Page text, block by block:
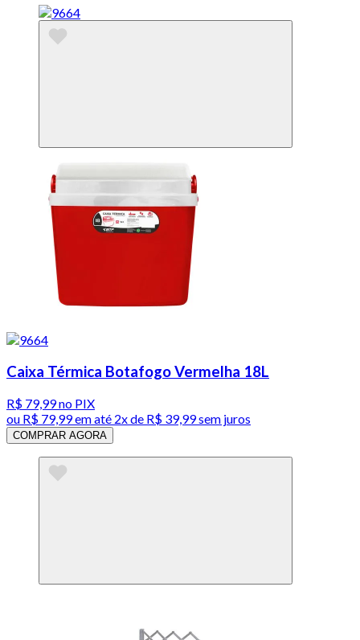
Caixa Térmica Botafogo Vermelha 18L
R$ 79,99no PIX
ou R$ 79,99em até 2x de R$ 39,99 sem juros
COMPRAR AGORA